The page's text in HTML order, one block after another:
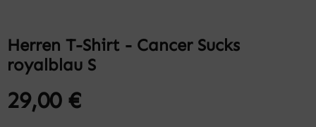
Herren T-Shirt - Cancer Sucks
royalblau S
29,00 €